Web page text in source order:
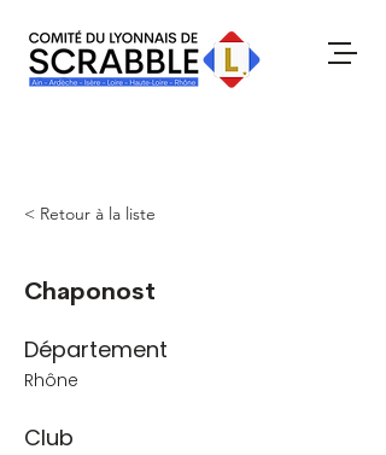
< Retour à la liste
Chaponost
Département
Rhône
Club